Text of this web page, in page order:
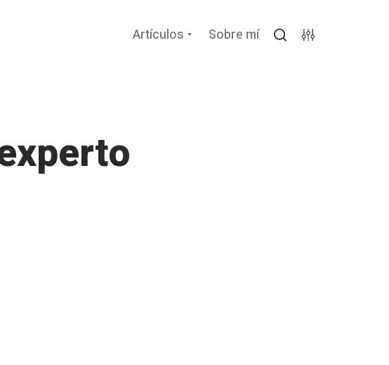
Artículos
Expand
childSobre mí